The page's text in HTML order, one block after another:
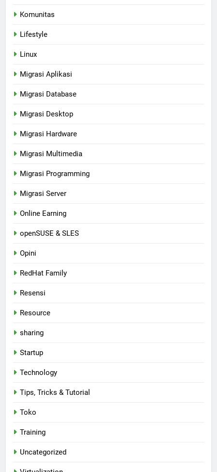
Komunitas
Lifestyle
Linux
Migrasi Aplikasi
Migrasi Database
Migrasi Desktop
Migrasi Hardware
Migrasi Multimedia
Migrasi Programming
Migrasi Server
Online Earning
openSUSE & SLES
Opini
RedHat Family
Resensi
Resource
sharing
Startup
Technology
Tips, Tricks & Tutorial
Toko
Training
Uncategorized